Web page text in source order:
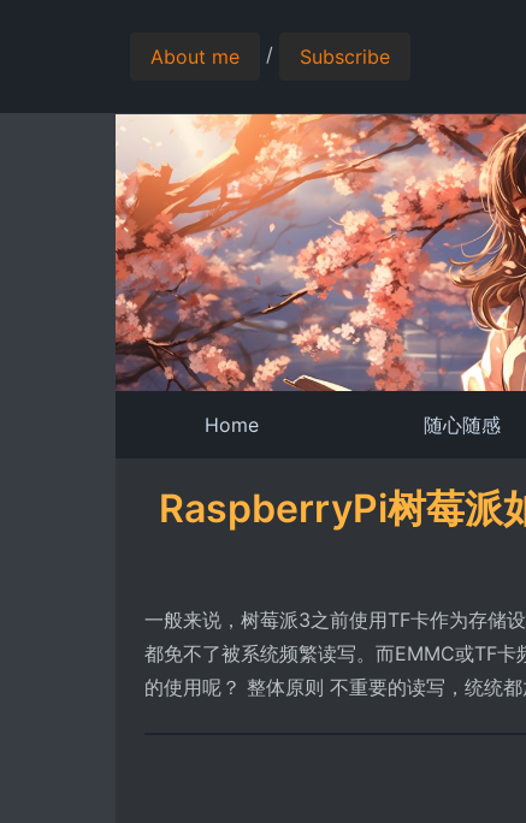
About me / Subscribe
Home 随心随感
RaspberryPi树莓派
一般来说，树莓派3之前使用TF卡作为存储
都免不了被系统频繁读写。而EMMC或TF
的使用呢？ 整体原则 不重要的读写，统统